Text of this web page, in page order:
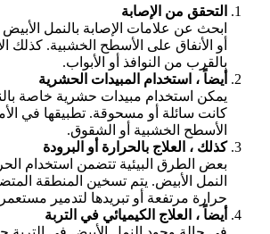
التحقق من الإصابة
ابحث عن علامات الإصابة بالنمل الأبيض
أو الأنفاق على الأسطح الخشبية. كذلك
بالقرب من النوافذ أو الأبواب.
أيضاً ، استخدام المبيدات الحشرية
يمكن استخدام مبيدات حشرية خاصة
كانت سائلة أو مسحوقة. تطبيقها في
الأسطح الخشبية أو الشقوق.
كذلك ، العلاج بالحرارة أو البرودة
بعض الطرق البيئية تتضمن استخدام
النمل الأبيض. يتم تسخين المنطقة
حرارة مرتفعة أو تبريدها لتدمير
أيضاً ، العلاج الكيميائي في التربة